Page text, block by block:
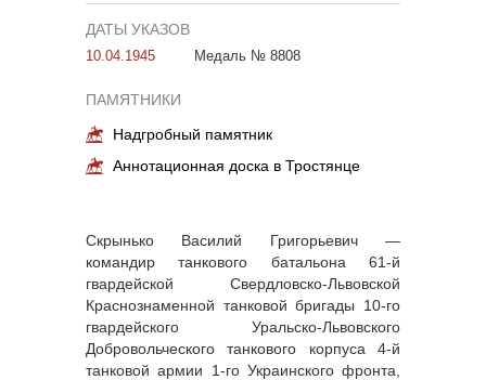
ДАТЫ УКАЗОВ
10.04.1945 Медаль № 8808
ПАМЯТНИКИ
Надгробный памятник
Аннотационная доска в Тростянце
Скрынько Василий Григорьевич —
командир танкового батальона 61-й
гвардейской Свердловско-Львовской
Краснознаменной танковой бригады 10-го
гвардейского Уральско-Львовского
Добровольческого танкового корпуса 4-й
танковой армии 1-го Украинского фронта,